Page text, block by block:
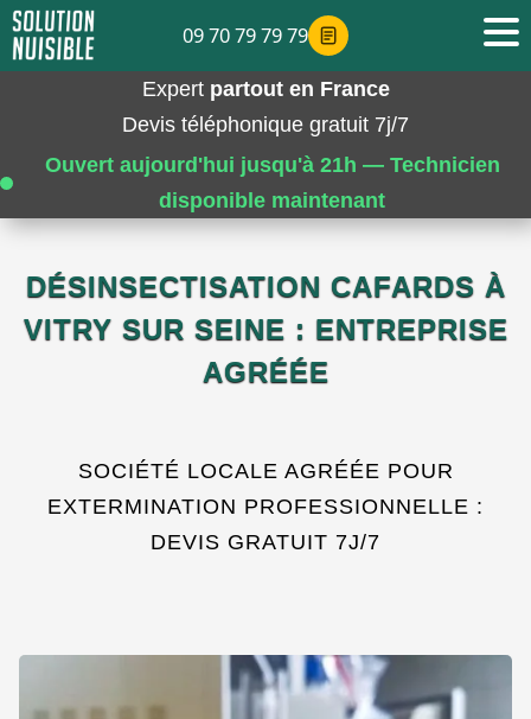
Expert partout en France
Devis téléphonique gratuit 7j/7
Ouvert aujourd'hui jusqu'à 21h — Technicien
disponible maintenant
DÉSINSECTISATION CAFARDS À
VITRY SUR SEINE : ENTREPRISE
AGRÉÉE
SOCIÉTÉ LOCALE AGRÉÉE POUR
EXTERMINATION PROFESSIONNELLE :
DEVIS GRATUIT 7J/7
09 70 79 79 79